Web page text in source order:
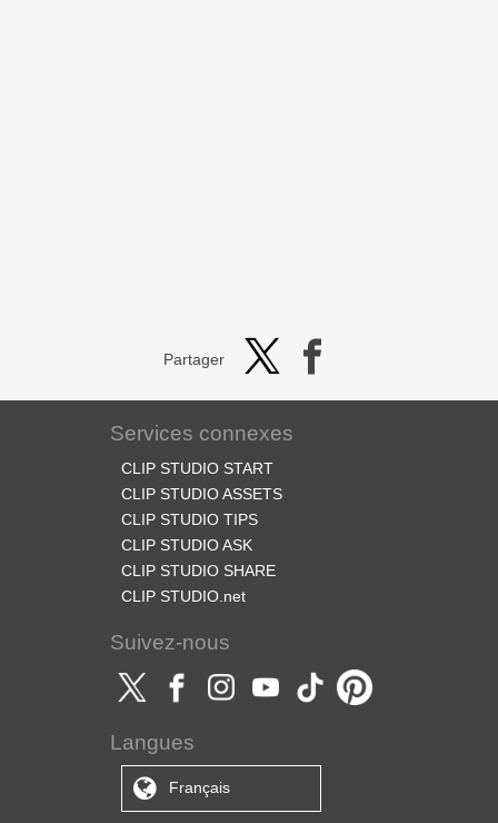
Partager
Services connexes
CLIP STUDIO START
CLIP STUDIO ASSETS
CLIP STUDIO TIPS
CLIP STUDIO ASK
CLIP STUDIO SHARE
CLIP STUDIO.net
Suivez-nous
Langues
Français